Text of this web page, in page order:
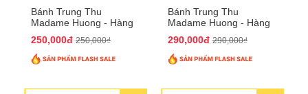
Bánh Trung Thu
Madame Huong - Hàng
250,000đ 250,000₫
Bánh Trung Thu
Madame Huong - Hàng
290,000đ 290,000₫